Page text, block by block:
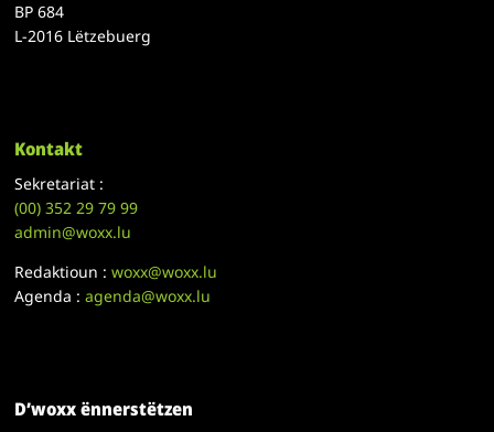
BP 684
L-2016 Lëtzebuerg
Kontakt
Sekretariat :
(00)352 29 79 99
admin@woxx.lu
Redaktioun :woxx@woxx.lu
Agenda :agenda@woxx.lu
D’woxx ënnerstëtzen